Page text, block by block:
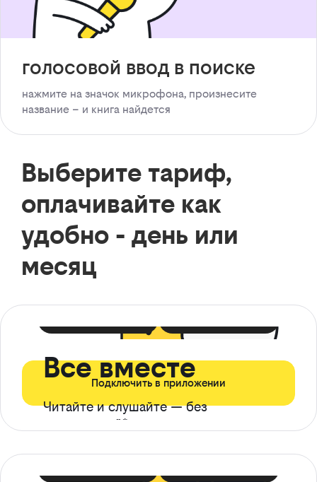
голосовой ввод в поиске
нажмите на значок микрофона, произнесите
название – и книга найдется
Выберите тариф,
оплачивайте как
удобно - день или
месяц
Все вместе
Читайте и слушайте — без
ограничений*
Подключить в приложении